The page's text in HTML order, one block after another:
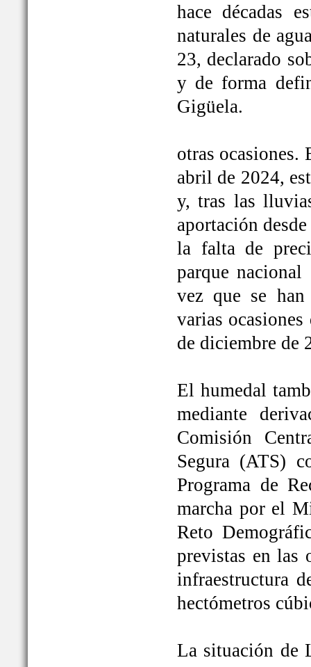
hace décadas
naturales de
23, declarado
y de forma
Gigüela.
otras ocasiones.
abril de 2024,
y, tras las
aportación
la falta de
parque
vez que se
varias
de diciembre de
El humedal
mediante
Comisión
Segura (ATS)
Programa de
marcha por el
Reto
previstas en las
infraestructura
hectómetros
La situación de